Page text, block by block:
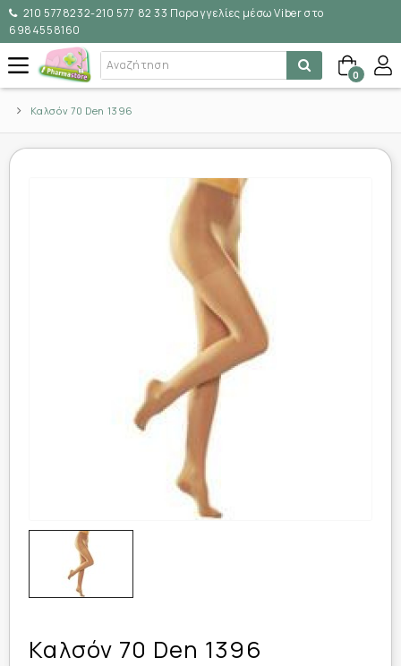
210 5778232-210 577 82 33 Παραγγελίες μέσω Viber στο
6984558160
0
Καλσόν 70 Den 1396
Καλσόν 70 Den 1396